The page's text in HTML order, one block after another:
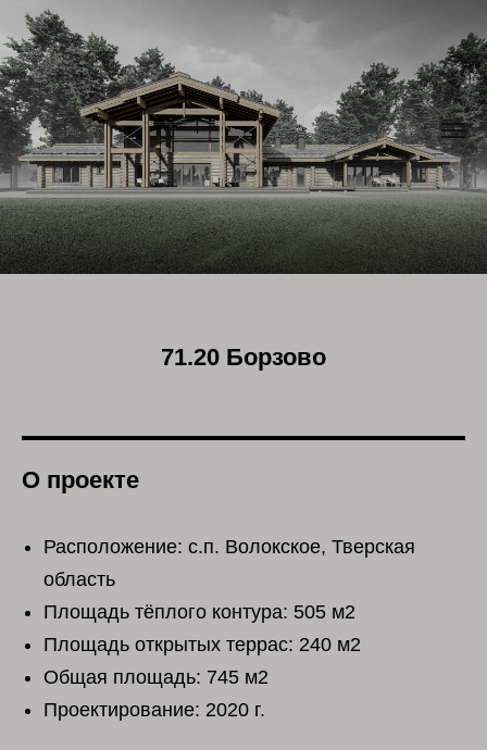
71.20 Борзово
О проекте
Расположение: с.п. Волокское, Тверская
область
Площадь тёплого контура: 505 м2
Площадь открытых террас: 240 м2
Общая площадь: 745 м2
Проектирование: 2020 г.